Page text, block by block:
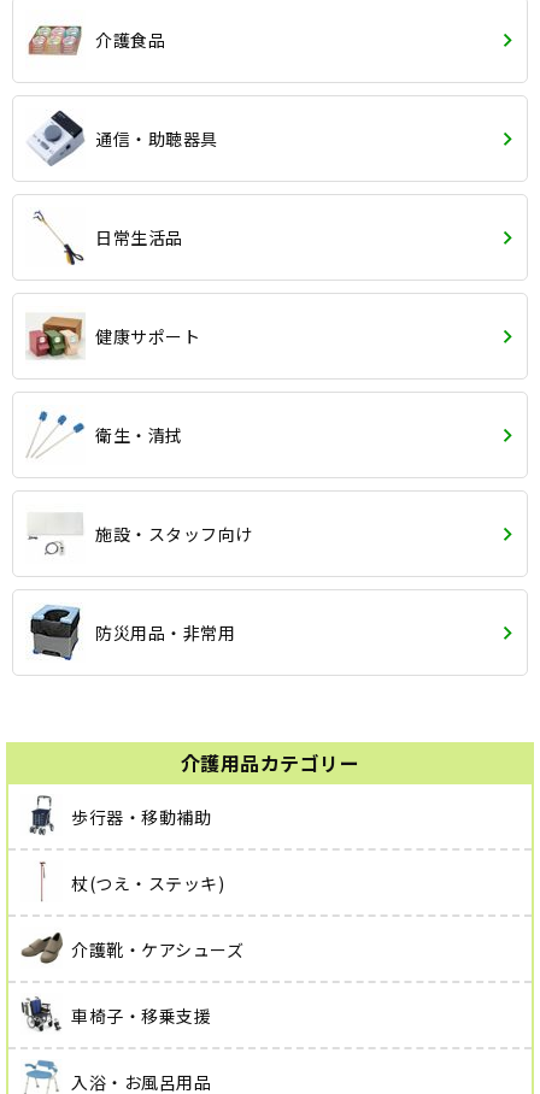
介護用品カテゴリー
歩行器・移動補助
杖(つえ・ステッキ)
介護靴・ケアシューズ
車椅子・移乗支援
入浴・お風呂用品
介護食品
通信・助聴器具
日常生活品
健康サポート
衛生・清拭
施設・スタッフ向け
防災用品・非常用